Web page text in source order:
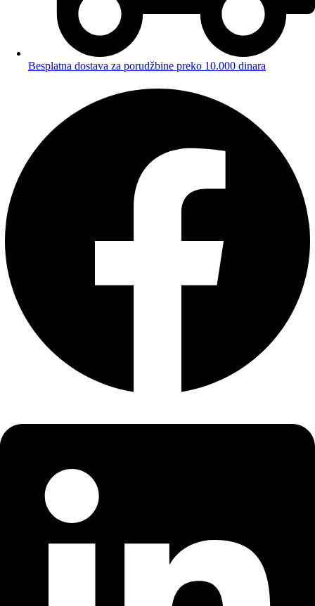
Besplatna dostava za porudžbine preko 10.000 dinara